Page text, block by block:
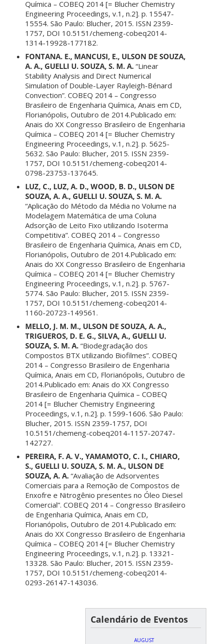
Química – COBEQ 2014 [= Blucher Chemistry
Engineering Proceedings, v.1, n.2]. p. 15547-
15554. São Paulo: Blucher, 2015. ISSN 2359-
1757, DOI 10.5151/chemeng-cobeq2014-
1314-19928-177182.
FONTANA. E., MANCUSI, E., ULSON DE SOUZA,
A. A., GUELLI U. SOUZA, S. M. A. “Linear
Stability Analysis and Direct Numerical
Simulation of Double-Layer Rayleigh-Bénard
Convection”. COBEQ 2014 – Congresso
Brasileiro de Engenharia Química, Anais em CD,
Florianópolis, Outubro de 2014.Publicado em:
Anais do XX Congresso Brasileiro de Engenharia
Química – COBEQ 2014 [= Blucher Chemistry
Engineering Proceedings, v.1, n.2]. p. 5625-
5632. São Paulo: Blucher, 2015. ISSN 2359-
1757, DOI 10.5151/chemeng-cobeq2014-
0798-23753-137645.
LUZ, C., LUZ, A. D., WOOD, B. D., ULSON DE
SOUZA, A. A., GUELLI U. SOUZA, S. M. A.
“Aplicação do Método da Média no Volume na
Modelagem Matemática de uma Coluna
Adsorção de Leito Fixo utilizando Isoterma
Competitiva”. COBEQ 2014 – Congresso
Brasileiro de Engenharia Química, Anais em CD,
Florianópolis, Outubro de 2014.Publicado em:
Anais do XX Congresso Brasileiro de Engenharia
Química – COBEQ 2014 [= Blucher Chemistry
Engineering Proceedings, v.1, n.2]. p. 5767-
5774. São Paulo: Blucher, 2015. ISSN 2359-
1757, DOI 10.5151/chemeng-cobeq2014-
1160-20723-149561.
MELLO, J. M. M., ULSON DE SOUZA, A. A.,
TRIGUEROS, D. E. G., SILVA, A., GUELLI U.
SOUZA, S. M. A. “Biodegradação dos
Compostos BTX utilizando Biofilmes”. COBEQ
2014 – Congresso Brasileiro de Engenharia
Química, Anais em CD, Florianópolis, Outubro de
2014.Publicado em: Anais do XX Congresso
Brasileiro de Engenharia Química – COBEQ
2014 [= Blucher Chemistry Engineering
Proceedings, v.1, n.2]. p. 1599-1606. São Paulo:
Blucher, 2015. ISSN 2359-1757, DOI
10.5151/chemeng-cobeq2014-1157-20747-
142727.
PEREIRA, F. A. V., YAMAMOTO, C. I., CHIARO,
S., GUELLI U. SOUZA, S. M. A., ULSON DE
SOUZA, A. A. “Avaliação de Adsorventes
Comerciais para a Remoção de Compostos de
Enxofre e Nitrogênio presentes no Óleo Diesel
Comercial”. COBEQ 2014 – Congresso Brasileiro
de Engenharia Química, Anais em CD,
Florianópolis, Outubro de 2014.Publicado em:
Anais do XX Congresso Brasileiro de Engenharia
Química – COBEQ 2014 [= Blucher Chemistry
Engineering Proceedings, v.1, n.2]. p. 13321-
13328. São Paulo: Blucher, 2015. ISSN 2359-
1757, DOI 10.5151/chemeng-cobeq2014-
0293-26147-143036.
Calendário de Eventos
AUGUST